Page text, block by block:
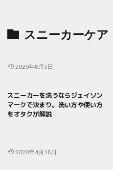
スニーカーケア
2020年8月5日
スニーカーを洗うならジェイソン
マークで決まり。洗い方や使い方
をオタクが解説
2020年4月18日